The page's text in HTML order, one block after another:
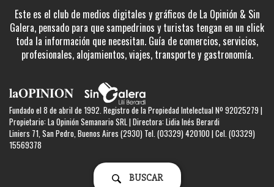
Este es el club de medios digitales y gráficos de La Opinión & Sin
Galera, pensado para que sampedrinos y turistas tengan en un click
toda la información que necesitan. Guía de comercios, servicios,
profesionales, alojamientos, viajes, transporte y gastronomía.
Fundado el 8 de abril de 1992. Registro de la Propiedad Intelectual Nº 92025279 |
Propietario: La Opinión Semanario SRL | Directora: Lidia Inés Berardi
Liniers 71, San Pedro, Buenos Aires (2930) Tel. (03329) 420100 | Cel. (03329)
15569378
BUSCAR